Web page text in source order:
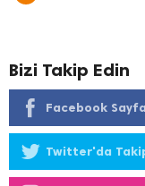
Bizi Takip Edin
Facebook
Twitter'da